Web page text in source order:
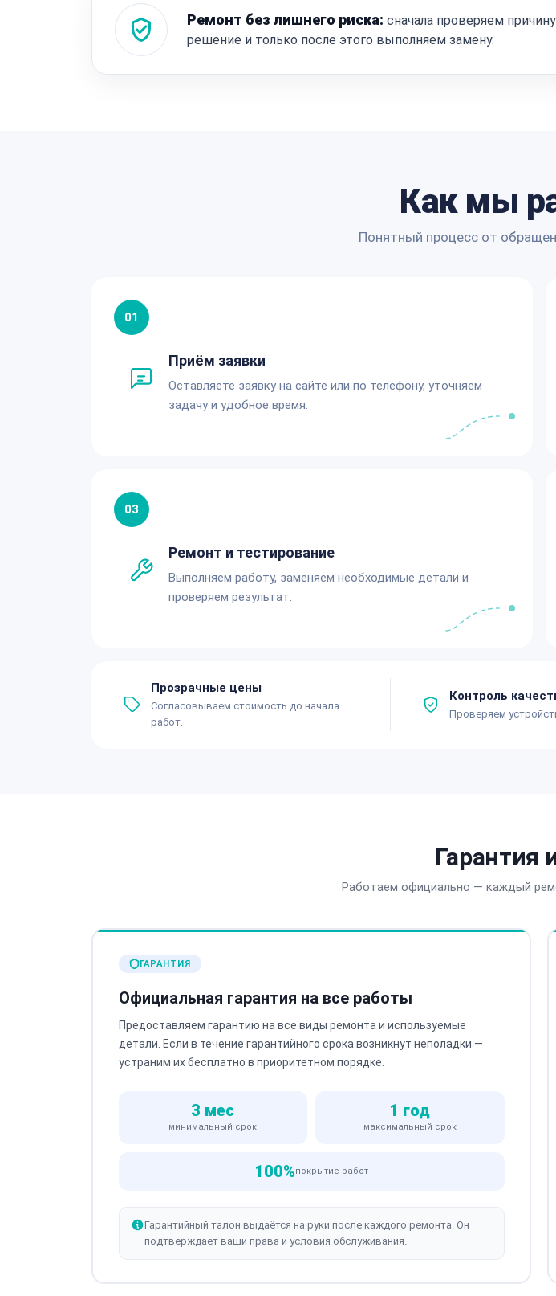
Ремонт без лишнего риска: сначала проверяем
решение и только после этого выполняем замену.
Как мы
Понятный процесс от
01
Приём заявки
Оставляете заявку на сайте или по телефону, уточняем
задачу и удобное время.
03
Ремонт и тестирование
Выполняем работу, заменяем необходимые детали и
проверяем результат.
Прозрачные цены
Согласовываем стоимость до начала
работ.
Контроль
Проверяем
Гарантия
Работаем официально — каждый
ГАРАНТИЯ
Официальная гарантия на все работы
Предоставляем гарантию на все виды ремонта и используемые
детали. Если в течение гарантийного срока возникнут неполадки —
устраним их бесплатно в приоритетном порядке.
3 мес
минимальный срок
1 год
максимальный срок
100%покрытие работ
Гарантийный талон выдаётся на руки после каждого ремонта. Он
подтверждает ваши права и условия обслуживания.